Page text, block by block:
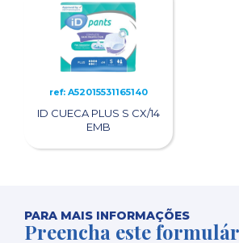
ref: A52015531165140
ID CUECA PLUS S CX/14
EMB
PARA MAIS INFORMAÇÕES
Preencha este